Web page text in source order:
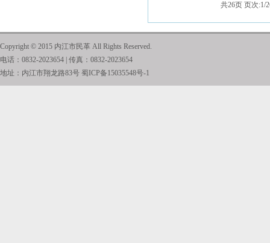
共26页 页次:1/
Copyright © 2015 内江市民革 All Rights Reserved.
电话：0832-2023654 | 传真：0832-2023654
地址：内江市翔龙路83号 蜀ICP备15035548号-1